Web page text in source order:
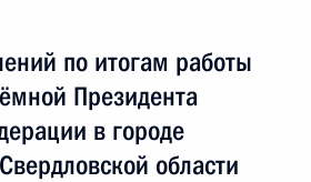
по итогам работы
Президента
в городе
области